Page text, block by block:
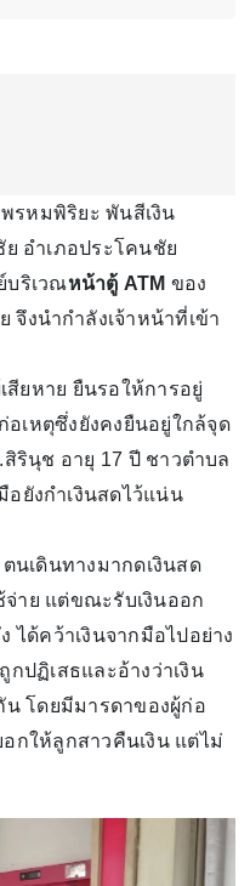
รหมพิริยะ พันสีเงิน
อำเภอประโคนชัย
บริเวณหน้าตู้ ATM ของ
งนำกำลังเจ้าหน้าที่เข้า
สียหาย ยืนรอให้การอยู่
เหตุซึ่งยังคงยืนอยู่ใกล้จุด
รินุช อายุ 17 ปี ชาวตำบล
อยังกำเงินสดไว้แน่น
นเดินทางมากดเงินสด
จ่าย แต่ขณะรับเงินออก
ได้คว้าเงินจากมือไปอย่าง
กปฏิเสธและอ้างว่าเงิน
น โดยมีมารดาของผู้ก่อ
กให้ลูกสาวคืนเงิน แต่ไม่